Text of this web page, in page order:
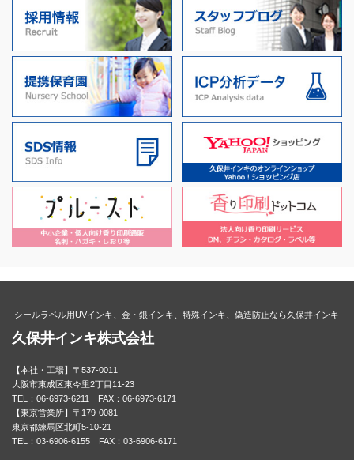
シールラベル用UVインキ、金・銀インキ、特殊インキ、偽造防止なら久保井インキ
久保井インキ株式会社
【本社・工場】〒537-0011
大阪市東成区東今里2丁目11-23
TEL：06-6973-6211 FAX：06-6973-6171
【東京営業所】〒179-0081
東京都練馬区北町5-10-21
TEL：03-6906-6155 FAX：03-6906-6171